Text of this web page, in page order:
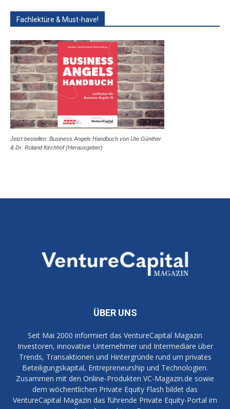
Fachlektüre & Must-have!
Jetzt bestellen: Business Angels Handbuch von Ute Günther
& Dr. Roland Kirchhof (Herausgeber)
ÜBER UNS
Seit Mai 2000 informiert das VentureCapital Magazin
Investoren, innovative Unternehmer und Intermediäre über
Trends, Transaktionen und Hintergründe rund um privates
Beteiligungskapital, Entrepreneurship und Technologien.
Zusammen mit den Online-Produkten VC-Magazin.de sowie
dem wöchentlichen Private Equity Flash bildet das
VentureCapital Magazin das führende Private Equity-Portal im